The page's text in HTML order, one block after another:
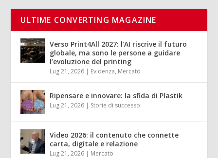
ULTIME CONVERTING MAGAZINE
Verso Print4All 2027: l’AI riscrive il futuro
globale, ma sono le persone a guidare
l’evoluzione del printing
Lug 21, 2026 | Evidenza, Mercato
Ripensare e innovare: la sfida di Plastik
Lug 21, 2026 | Storie di successo
Video 2026: il contenuto che connette
carta, digitale e relazione
Lug 21, 2026 | Mercato